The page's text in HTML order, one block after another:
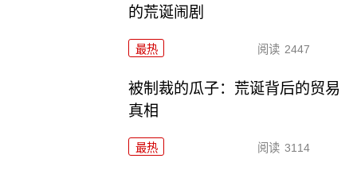
的荒诞闹剧
最热 阅读 2447
被制裁的瓜子：荒诞背后的贸易
真相
最热 阅读 3114